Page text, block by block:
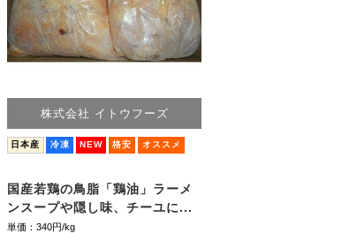
株式会社 イトウフーズ
日本産 冷凍 NEW 格安 オススメ
国産若鶏の鳥脂「鶏油」ラーメ
ンスープや隠し味、チーユに...
単価：340円/kg